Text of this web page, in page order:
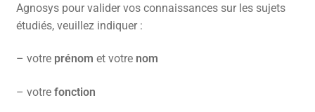
FACEBOOK
PANIER
Agnosys pour valider vos connaissances sur les sujets
étudiés, veuillez indiquer :
– votre prénom et votre nom
– votre fonction